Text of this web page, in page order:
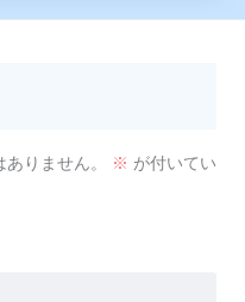
りません。 ※ が付いてい